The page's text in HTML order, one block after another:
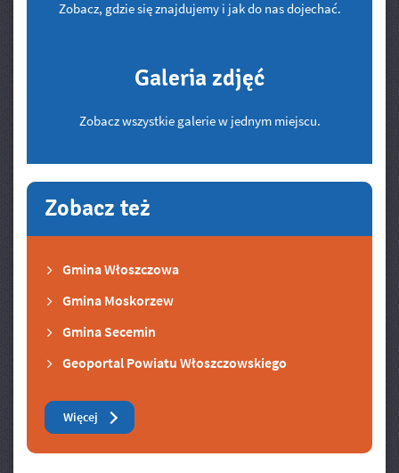
Zobacz, gdzie się znajdujemy i jak do nas dojechać.
Galeria zdjęć
Zobacz wszystkie galerie w jednym miejscu.
Zobacz też
Gmina Włoszczowa
Gmina Moskorzew
Gmina Secemin
Geoportal Powiatu Włoszczowskiego
Więcej Zobacz też